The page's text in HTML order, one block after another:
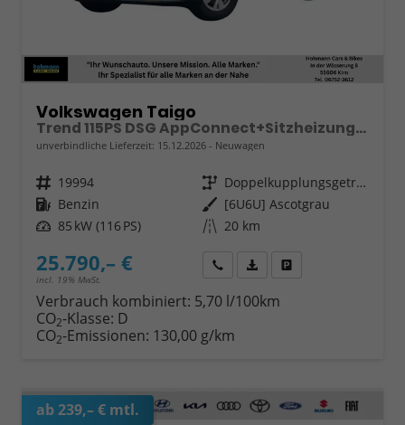
Volkswagen Taigo
Trend 115PS DSG AppConnect+Sitzheizung+PDC+Alu16+LED+DAB+FrontAssist
unverbindliche Lieferzeit: 15.12.2026 Neuwagen
Fahrzeugnr. 19994 Getriebe
Doppelkupplungsgetriebe (DSG)
Kraftstoff Benzin Außenfarbe [6U6U] Ascotgrau
Leistung 85 kW (116 PS) Kilometerstand 20 km
25.790,– €
incl. 19% MwSt.
Wir rufen Sie anFahrzeugexposé (PDF)
Verbrauch kombiniert: 5,70 l/100km
CO2-Klasse: D
CO2-Emissionen: 130,00 g/km
ab 239,– € mtl.